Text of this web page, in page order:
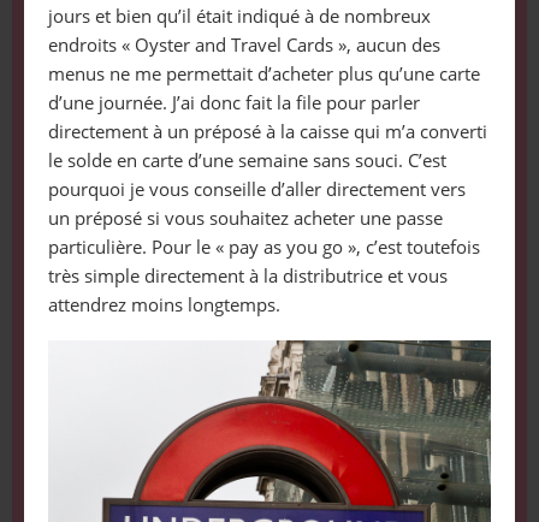
jours et bien qu’il était indiqué à de nombreux
endroits « Oyster and Travel Cards », aucun des
menus ne me permettait d’acheter plus qu’une carte
d’une journée. J’ai donc fait la file pour parler
directement à un préposé à la caisse qui m’a converti
le solde en carte d’une semaine sans souci. C’est
pourquoi je vous conseille d’aller directement vers
un préposé si vous souhaitez acheter une passe
particulière. Pour le « pay as you go », c’est toutefois
très simple directement à la distributrice et vous
attendrez moins longtemps.